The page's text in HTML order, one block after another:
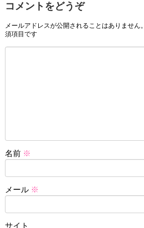
コメントをどうぞ
メールアドレスが公開されることはありません。
須項目です
名前 ※
メール ※
サイト